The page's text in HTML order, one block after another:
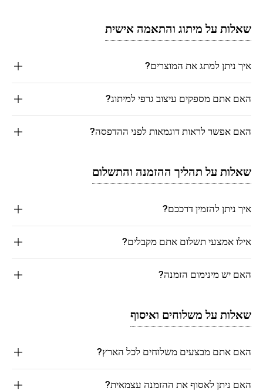
שאלות על מיתוג והתאמה אישית
איך ניתן למתג את המוצרים?
האם אתם מספקים עיצוב גרפי למיתוג?
האם אפשר לראות דוגמאות לפני ההדפסה?
שאלות על תהליך ההזמנה והתשלום
איך ניתן להזמין דרככם?
אילו אמצעי תשלום אתם מקבלים?
האם יש מינימום הזמנה?
שאלות על משלוחים ואיסוף
האם אתם מבצעים משלוחים לכל הארץ?
האם ניתן לאסוף את ההזמנה עצמאית?